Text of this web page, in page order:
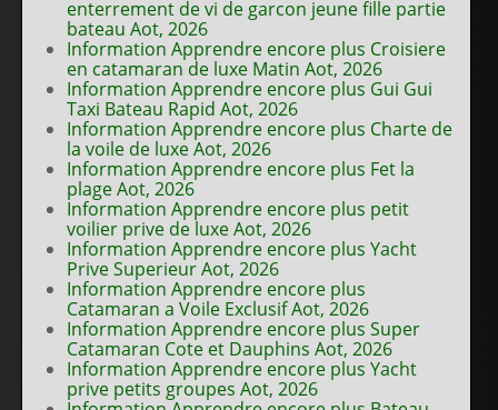
enterrement de vi de garcon jeune fille partie
bateau Aot, 2026
Information Apprendre encore plus Croisiere
en catamaran de luxe Matin Aot, 2026
Information Apprendre encore plus Gui Gui
Taxi Bateau Rapid Aot, 2026
Information Apprendre encore plus Charte de
la voile de luxe Aot, 2026
Information Apprendre encore plus Fet la
plage Aot, 2026
Information Apprendre encore plus petit
voilier prive de luxe Aot, 2026
Information Apprendre encore plus Yacht
Prive Superieur Aot, 2026
Information Apprendre encore plus
Catamaran a Voile Exclusif Aot, 2026
Information Apprendre encore plus Super
Catamaran Cote et Dauphins Aot, 2026
Information Apprendre encore plus Yacht
prive petits groupes Aot, 2026